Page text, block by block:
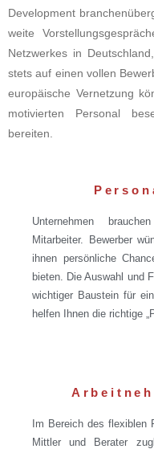
Development
weite
Netzwerkes in
stets auf einen vollen
europäische Vernetzung
motivierten Personal
bereiten.
Unternehmen
Mitarbeiter. Bewerber
ihnen persönliche
bieten. Die Auswahl und
wichtiger Baustein für
helfen Ihnen die richtige
Im Bereich des flexiblen
Mittler und Berater